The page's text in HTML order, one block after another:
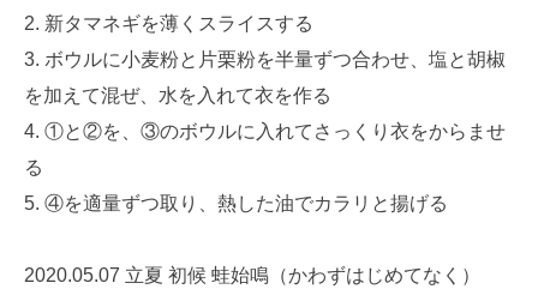
2. 新タマネギを薄くスライスする
3. ボウルに小麦粉と片栗粉を半量ずつ合わせ、塩と胡椒
を加えて混ぜ、水を入れて衣を作る
4. ①と②を、③のボウルに入れてさっくり衣をからませ
る
5. ④を適量ずつ取り、熱した油でカラリと揚げる
2020.05.07 立夏 初候 蛙始鳴（かわずはじめてなく）